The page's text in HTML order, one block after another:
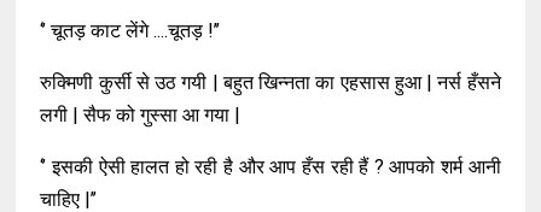
‘’ चूतड़ काट लेंगे ....चूतड़ !’’
रुक्मिणी कुर्सी से उठ गयी | बहुत खिन्नता का एहसास हुआ | नर्स हँसने
लगी | सैफ को गुस्सा आ गया |
‘’ इसकी ऐसी हालत हो रही है और आप हँस रही हैं ? आपको शर्म आनी
चाहिए |’’